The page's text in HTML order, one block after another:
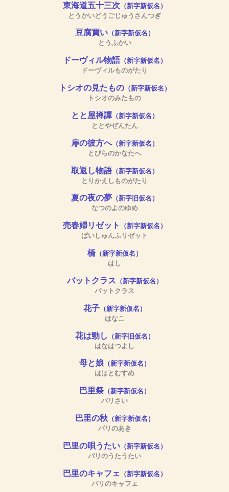
東海道五十三次 （新字新仮名）
とうかいどうごじゅうさんつぎ
豆腐買い（新字新仮名）
とうふかい
ドーヴィル物語（新字新仮名）
ドーヴィルものがたり
トシオの見たもの（新字新仮名）
トシオのみたもの
とと屋禅譚（新字新仮名）
ととやぜんたん
扉の彼方へ（新字新仮名）
とびらのかなたへ
取返し物語（新字新仮名）
とりかえしものがたり
夏の夜の夢（新字旧仮名）
なつのよのゆめ
売春婦リゼット （新字新仮名）
ばいしゅんふリゼット
橋（新字新仮名）
はし
バットクラス （新字新仮名）
バットクラス
花子（新字新仮名）
はなこ
花は勁し （新字旧仮名）
はなはつよし
母と娘（新字新仮名）
ははとむすめ
巴里祭（新字新仮名）
パリさい
巴里の秋（新字新仮名）
パリのあき
巴里の唄うたい（新字新仮名）
パリのうたうたい
巴里のキャフェ （新字新仮名）
パリのキャフェ